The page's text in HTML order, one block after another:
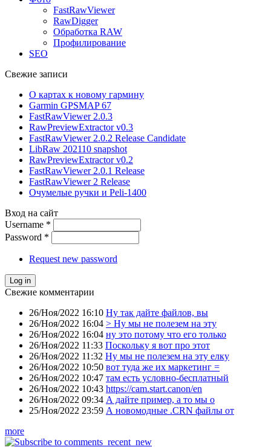
FastRawViewer
RawDigger
Обработка RAW
Профилирование
SEO
Свежие записи
О картах к новому гармину
Garmin GPSMAP 67
FastRawViewer 2.0.3
RawPreviewExtractor v0.3
FastRawViewer 2.0.2 Release Candidate
LibRaw 202110 snapshot
RawPreviewExtractor v0.2
FastRawViewer 2.0.1 Release
FastRawViewer 2 Release
Очумелые ручки и Peli-1400
Вход на сайт
Username *
Password *
Request new password
Свежие комментарии
26/Ноя/2022 16:10 Ну так дайте файлов, вы
26/Ноя/2022 16:04 > Ну мы не полезем на эту
26/Ноя/2022 16:04 ну это потому что его только
26/Ноя/2022 11:33 Поскольку я вот про этот
26/Ноя/2022 11:32 Ну мы не полезем на эту елку
26/Ноя/2022 10:50 вот туда же их маркетинг =
26/Ноя/2022 10:47 там есть условно-бесплатный
26/Ноя/2022 10:43 https://cam.start.canon/en
26/Ноя/2022 09:34 А дайте пример, а то мы о
25/Ноя/2022 23:59 А новомодные .CRN файлы от
more